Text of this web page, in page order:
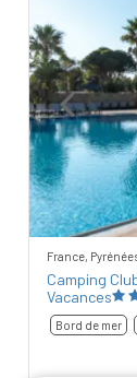
Previous
France,
Camping
Vacances
Bord de mer